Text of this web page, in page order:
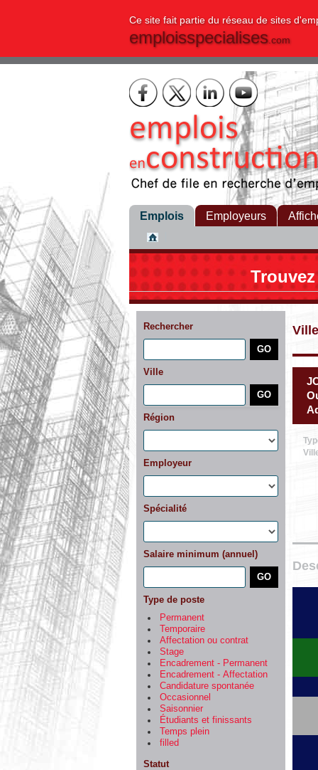
Ce site fait partie du réseau de sites
emploisspecialises.com
Emplois Employeurs
Rechercher
Ville
Région
Employeur
Spécialité
Salaire minimum (annuel)
Type de poste
Permanent
Temporaire
Affectation ou contrat
Stage
Encadrement - Permanent
Encadrement - Affectation
Candidature spontanée
Occasionnel
Saisonnier
Étudiants et finissants
Temps plein
filled
Statut